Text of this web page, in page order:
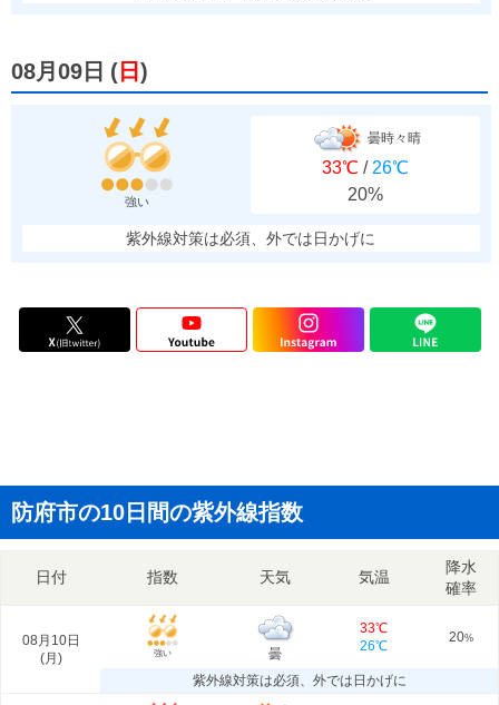
08月09日 ( 日 )
強い
曇時々晴
33℃ / 26℃
20%
紫外線対策は必須、外では日かげに
防府市の10日間の紫外線指数
日付 指数 天気 気温
降水
確率
08月10日
(月 ) 強い 曇
33℃
26℃
20%
紫外線対策は必須、外では日かげに